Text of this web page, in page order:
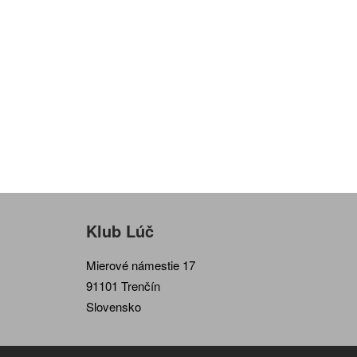
Klub Lúč
Mierové námestie 17
91101 Trenčín
Slovensko